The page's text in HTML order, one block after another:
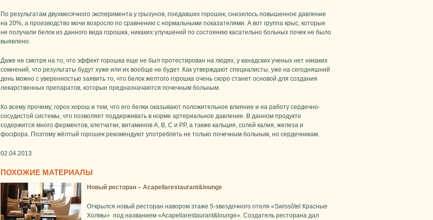
По результатам двухмесячного эксперимента у грызунов, поедавших горошек, снизилось повышенное давление
на 20%, а производство мочи возросло по сравнению с нормальными показателями. А вот группа крыс, которые
не получали белок из данного вида горошка, никаких улучшений по состоянию касательно больных почек не было
выявлено.
Даже не смотря на то, что эффект горошка еще не был протестирован на людях, у канадских ученых нет никаких
сомнений, что результаты будут хуже или их вообще не будет. Как утверждают специалисты, уже на сегодняшний
день можно с уверенностью заявить то, что белок желтого горошка очень скоро станет основой для создания
лекарственных препаратов, которые предназначаются почечным больным.
Ко всему прочему, горох хорош и тем, что его белки оказывают положительное влияние и на работу сердечно-
сосудистой системы, что позволяет поддерживать в норме артериальное давление. В данном продукте
содержится много ферментов, клетчатки, витаминов А, В, С и РР, а также кальция, солей калия, железа и
фосфора. Поэтому жёлтый горошек рекомендуют употреблять не только почечным больным, но сердечникам.
02.04.2013
ПОХОЖИЕ МАТЕРИАЛЫ
Новый ресторан – Acapellarestaurant&lounge
Открылся новый ресторан навором этаже 5-звездочного отеля «Swissôtel Красные
Холмы» под названием «Acapellarestaurant&lounge». Создатель ресторана дал